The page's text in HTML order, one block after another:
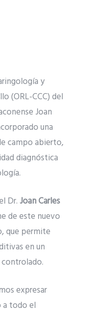
y
(ORL-CCC) del
Joan
una
campo abierto,
diagnóstica
Dr.Joan Carles
de este nuevo
que permite
en un
expresar
a todo el